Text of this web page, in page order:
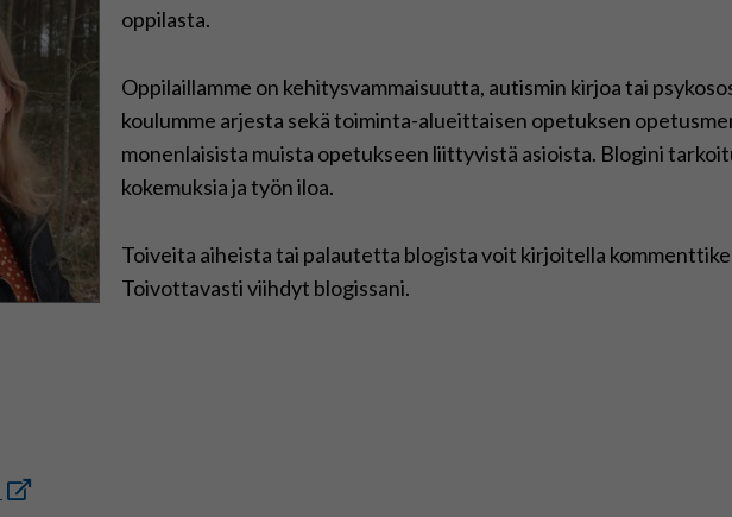
oppilasta.
Oppilaillamme on kehitysvammaisuutta, autismin kirjoa tai
koulumme arjesta sekä toiminta-alueittaisen opetuksen
monenlaisista muista opetukseen liittyvistä asioista. Blogini
kokemuksia ja työn iloa.
Toiveita aiheista tai palautetta blogista voit kirjoitella
Toivottavasti viihdyt blogissani.